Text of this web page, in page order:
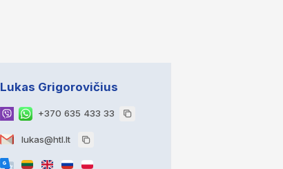
Lukas Grigorovičius
+370 635 433 33
lukas@htl.lt